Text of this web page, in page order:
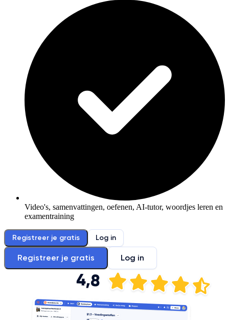
Video's, samenvattingen, oefenen, AI-tutor, woordjes leren en
examentraining
Registreer je gratis Log in
Registreer je gratis Log in